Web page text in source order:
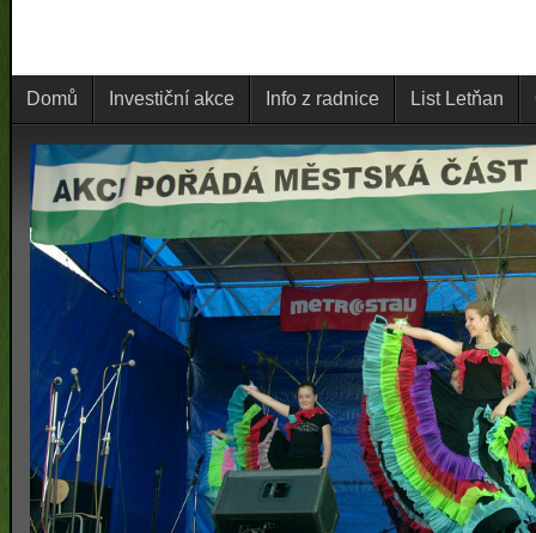
Domů Investiční akce Info z radnice List Letňan